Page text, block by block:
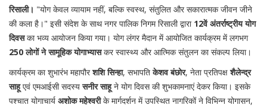
रिसाली। "योग केवल व्यायाम नहीं, बल्कि स्वस्थ, संतुलित और सकारात्मक जीवन जीने
की कला है।" इसी संदेश के साथ नगर पालिक निगम रिसाली द्वारा 12वें अंतर्राष्ट्रीय योग
दिवसका भव्य आयोजन किया गया। योग लंगर मैदान में आयोजित कार्यक्रम में लगभग
250 लोगों ने सामूहिक योगाभ्यासकर स्वास्थ्य और आत्मिक संतुलन का संकल्प लिया।
कार्यक्रम का शुभारंभ महापौरशशि सिन्हा, सभापतिकेशव बंछोर, नेता प्रतिपक्षशैलेन्द्र
साहूएवं एमआईसी सदस्यसनीर साहूने योग दिवस की शुभकामनाएं देकर किया। इसके
पश्चात योगाचार्य अशोक महेश्वरीके मार्गदर्शन में उपस्थित नागरिकों ने विभिन्न योगासन,